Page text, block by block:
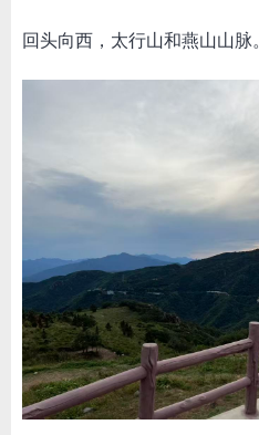
回头向西，太行山和燕山山脉。